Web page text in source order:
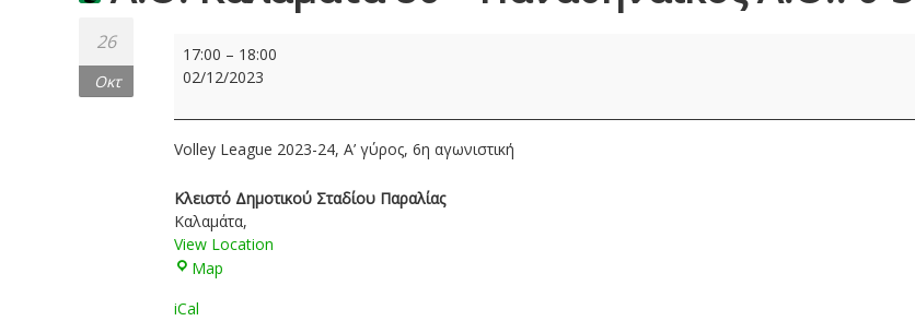
26
Οκτ
Α.Ο.
Καλαμάτα
80
Α.Ο.:
3
17:00 – 18:00
02/12/2023
Volley League 2023-24, Α’ γύρος, 6η αγωνιστική
Κλειστό Δημοτικού Σταδίου Παραλίας
Καλαμάτα,
View Location
Map
iCal